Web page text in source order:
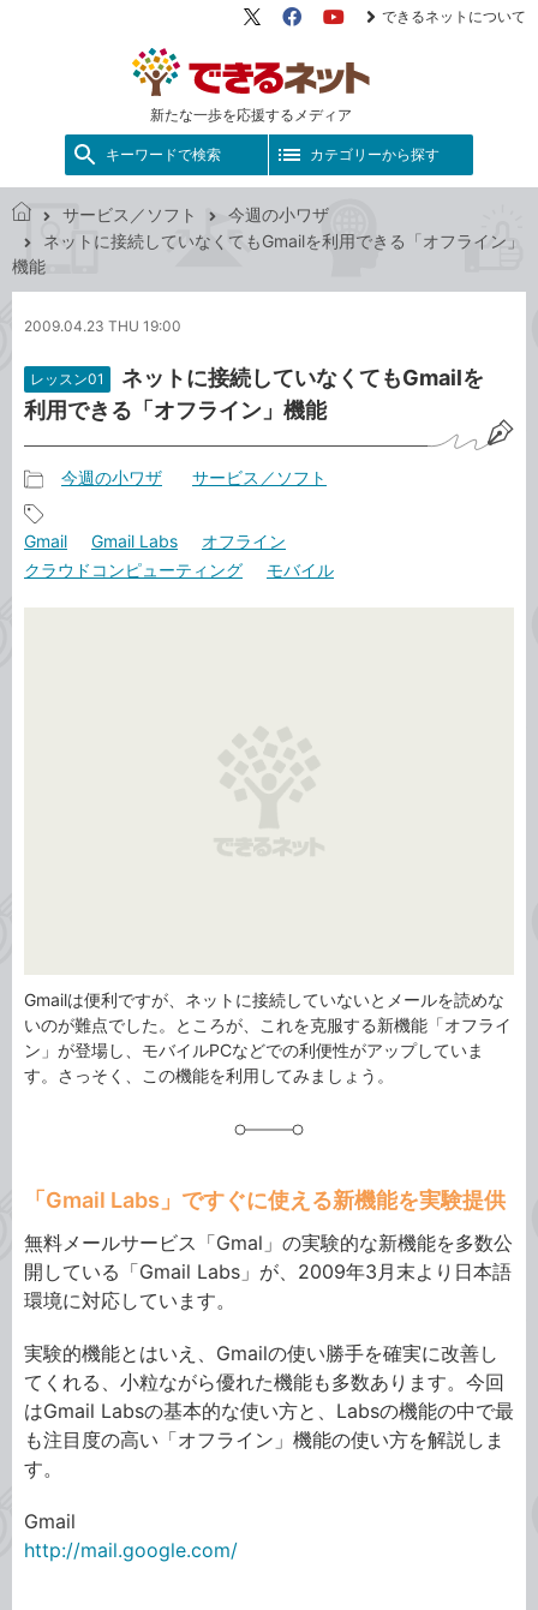
新たな一歩を応援するメディア
X（旧
FacebookYouTube
できるネットについて
キーワードで検索 カテゴリーから探す
で
き
ッ
サービス／ソフト
今週の小ワザ
ネットに接続していなくてもGmailを利用できる「オフライン」
機能
2009.04.23 THU 19:00
レッスン01
ネットに接続していなくてもGmailを
利用できる「オフライン」機能
カ
テ
ゴ
今週の小ワザ サービス／ソフト
記
事
Gmail Gmail Labs
オフライン
クラウドコンピューティング
モバイル
Gmailは便利ですが、ネットに接続していないとメールを読めな
いのが難点でした。ところが、これを克服する新機能「オフライ
ン」が登場し、モバイルPCなどでの利便性がアップしていま
す。さっそく、この機能を利用してみましょう。
「Gmail Labs」ですぐに使える新機能を実験提供
無料メールサービス「Gmal」の実験的な新機能を多数公
開している「Gmail Labs」が、2009年3月末より日本語
環境に対応しています。
実験的機能とはいえ、Gmailの使い勝手を確実に改善し
てくれる、小粒ながら優れた機能も多数あります。今回
はGmail Labsの基本的な使い方と、Labsの機能の中で最
も注目度の高い「オフライン」機能の使い方を解説しま
す。
Gmail
http://mail.google.com/